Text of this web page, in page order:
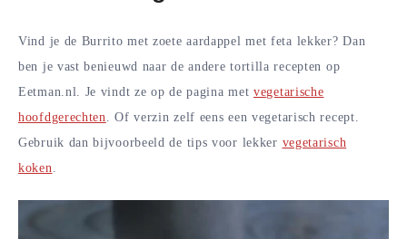
Vind je de Burrito met zoete aardappel met feta lekker? Dan
ben je vast benieuwd naar de andere tortilla recepten op
Eetman.nl. Je vindt ze op de pagina met vegetarische
hoofdgerechten. Of verzin zelf eens een vegetarisch recept.
Gebruik dan bijvoorbeeld de tips voor lekker vegetarisch
koken.